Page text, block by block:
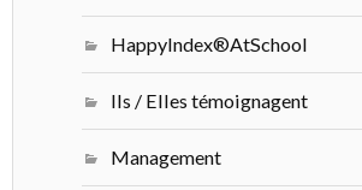
HappyIndex®AtSchool
Ils / Elles témoignagent
Management